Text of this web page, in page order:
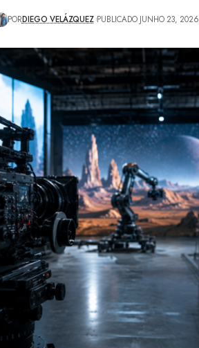
PORDIEGO VELÁZQUEZ PUBLICADO JUNHO 23, 2026